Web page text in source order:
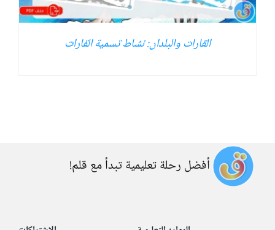
القارات والبلدان: نشاط تسمية القارات
أفضل رحلة تعليمية تبدأ مع قلم!